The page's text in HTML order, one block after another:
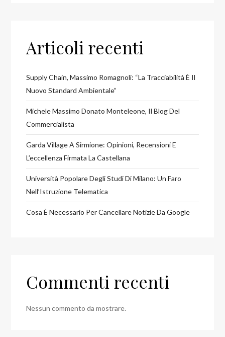
Articoli recenti
Supply Chain, Massimo Romagnoli: “La Tracciabilità È Il
Nuovo Standard Ambientale”
Michele Massimo Donato Monteleone, Il Blog Del
Commercialista
Garda Village A Sirmione: Opinioni, Recensioni E
L’eccellenza Firmata La Castellana
Università Popolare Degli Studi Di Milano: Un Faro
Nell’Istruzione Telematica
Cosa È Necessario Per Cancellare Notizie Da Google
Commenti recenti
Nessun commento da mostrare.